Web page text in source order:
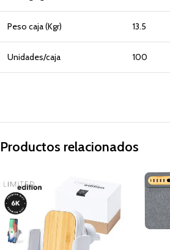
Peso caja (Kgr) 13.5
Unidades/caja 100
Productos relacionados